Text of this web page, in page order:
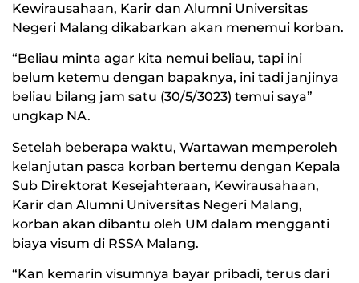
Kewirausahaan, Karir dan Alumni Universitas
Negeri Malang dikabarkan akan menemui korban.
“Beliau minta agar kita nemui beliau, tapi ini
belum ketemu dengan bapaknya, ini tadi janjinya
beliau bilang jam satu (30/5/3023) temui saya”
ungkap NA.
Setelah beberapa waktu, Wartawan memperoleh
kelanjutan pasca korban bertemu dengan Kepala
Sub Direktorat Kesejahteraan, Kewirausahaan,
Karir dan Alumni Universitas Negeri Malang,
korban akan dibantu oleh UM dalam mengganti
biaya visum di RSSA Malang.
“Kan kemarin visumnya bayar pribadi, terus dari